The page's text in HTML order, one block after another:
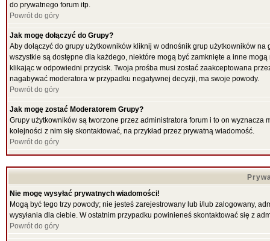
do prywatnego forum itp.
Powrót do góry
Jak mogę dołączyć do Grupy?
Aby dołączyć do grupy użytkowników kliknij w odnośnik grup użytkowników
wszystkie są dostępne dla każdego, niektóre mogą być zamknięte a inne
klikając w odpowiedni przycisk. Twoja prośba musi zostać zaakceptowana
nagabywać moderatora w przypadku negatywnej decyzji, ma swoje powody.
Powrót do góry
Jak mogę zostać Moderatorem Grupy?
Grupy użytkowników są tworzone przez administratora forum i to on
kolejności z nim się skontaktować, na przykład przez prywatną wiadomość.
Powrót do góry
Nie mogę wysyłać prywatnych wiadomości!
Mogą być tego trzy powody; nie jesteś zarejestrowany lub i/lub zalogowany,
wysyłania dla ciebie. W ostatnim przypadku powinieneś skontaktować się z
Powrót do góry